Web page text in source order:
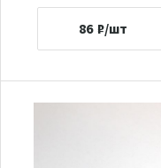
86 ₽/шт